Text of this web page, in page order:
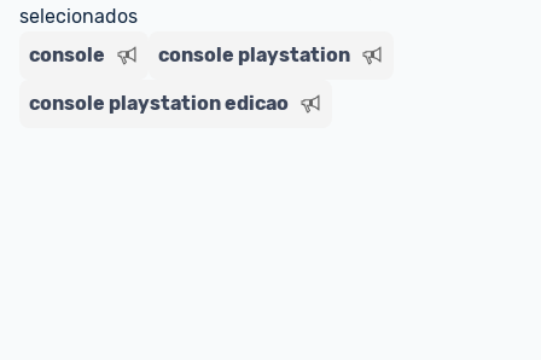
selecionados
console
console playstation
console playstation edicao